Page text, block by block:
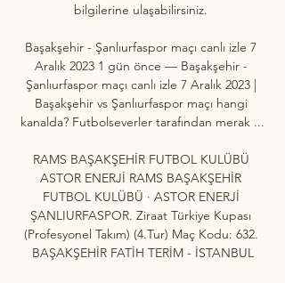
bilgilerine ulaşabilirsiniz.
Başakşehir - Şanlıurfaspor maçı canlı izle 7
Aralık 2023 1 gün önce — Başakşehir -
Şanlıurfaspor maçı canlı izle 7 Aralık 2023 |
Başakşehir vs Şanlıurfaspor maçı hangi
kanalda? Futbolseverler tarafından merak ...
RAMS BAŞAKŞEHİR FUTBOL KULÜBÜ
ASTOR ENERJİ RAMS BAŞAKŞEHİR
FUTBOL KULÜBÜ · ASTOR ENERJİ
ŞANLIURFASPOR. Ziraat Türkiye Kupası
(Profesyonel Takım) (4.Tur) Maç Kodu: 632.
BAŞAKŞEHİR FATİH TERİM - İSTANBUL